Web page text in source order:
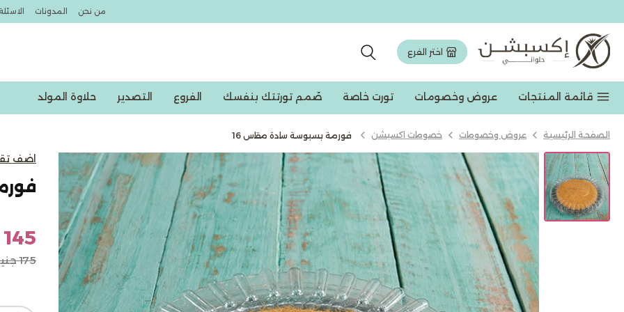
من نحن المدونات
اختر الفرع
قائمة المنتجات
عروض وخصومات
خصومات اكسبشن
تورت وجاتوه
مخبوزات
حلويات شرقیة
شوكولاته
عروض وخصومات تورت خاصة صّمم تورتتك بنفسك الفروع التصدير حلاوة المولد
الصفحة الرئيسية عروض وخصومات خصومات اكسبشن فورمة بسبوسة سادة مقاس 16
اضف
145 جنيه
175 جنيه